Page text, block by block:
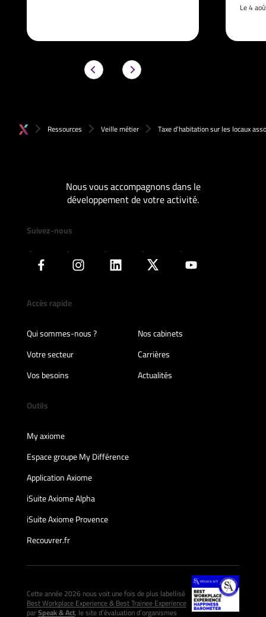
Le 4
Ressources Veille métier Taxe d’habitation sur les locaux
Nous vous accompagnons dans le
développement de votre activité.
Suivez-nous
Accès rapide
Qui sommes-nous ?
Nos cabinets
Votre secteur
Carrières
Vos besoins
Actualités
Outils
My axiome
Espace groupe My Différence
Application Axiome
iSuite Axiome Alpha
iSuite Axiome Provence
Recouvrer.fr
Cette année 2026 nous voit une fois de plus labellisé
Best Workplace Experience & Best Trainee Experience
parSpeak & Act, le site d’évaluation d’organismes